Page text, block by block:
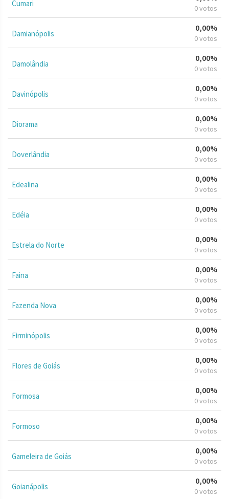
Cumari 0 votos
Damianópolis
0,00%
0 votos
Damolândia
0,00%
0 votos
Davinópolis
0,00%
0 votos
Diorama
0,00%
0 votos
Doverlândia
0,00%
0 votos
Edealina
0,00%
0 votos
Edéia
0,00%
0 votos
Estrela do Norte
0,00%
0 votos
Faina
0,00%
0 votos
Fazenda Nova
0,00%
0 votos
Firminópolis
0,00%
0 votos
Flores de Goiás
0,00%
0 votos
Formosa
0,00%
0 votos
Formoso
0,00%
0 votos
Gameleira de Goiás
0,00%
0 votos
Goianápolis
0,00%
0 votos